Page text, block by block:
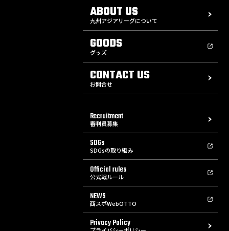
ABOUT US
九州アジアリーグについて
GOODS
グッズ
CONTACT US
お問合せ
Recruitment
審判員募集
SDGs
SDGsの取り組み
Official rules
公式戦ルール
NEWS
西スポWebOTTO
Privacy Policy